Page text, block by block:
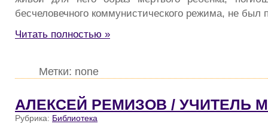
бесчеловечного коммунистического режима, не был
Читать полностью »
Метки: none
АЛЕКСЕЙ РЕМИЗОВ / УЧИТЕЛЬ
Рубрика: Библиотека